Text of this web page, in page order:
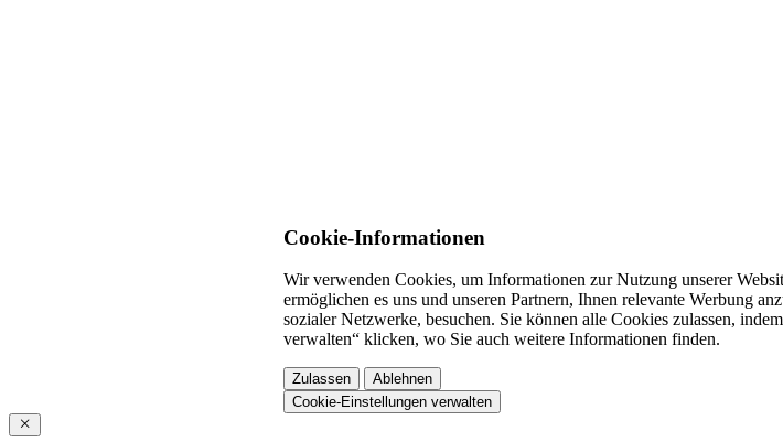
Cookie-Informationen
Wir verwenden Cookies, um Informationen zur Nutzung unserer
ermöglichen es uns und unseren Partnern, Ihnen relevante Werbung
sozialer Netzwerke, besuchen. Sie können alle Cookies zulassen,
verwalten“ klicken, wo Sie auch weitere Informationen finden.
Zulassen
Ablehnen
Cookie-Einstellungen verwalten